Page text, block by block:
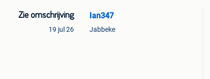
Zie omschrijving
19 jul 26
Ian347
Jabbeke